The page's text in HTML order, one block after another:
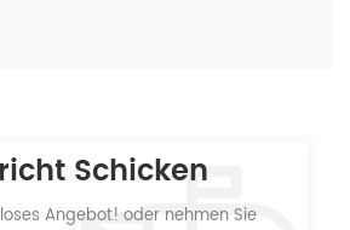
Schicken
Angebot! oder nehmen Sie